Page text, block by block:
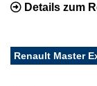
Details zum
Renault Master